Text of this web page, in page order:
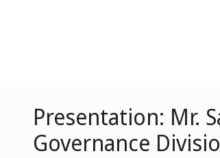
Presentation: Mr.
Governance